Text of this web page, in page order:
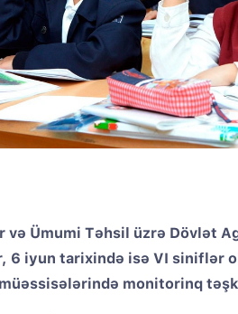
və Ümumi Təhsil üzrə Dövlət
6 iyun tarixində isə VI siniflər
monitorinq